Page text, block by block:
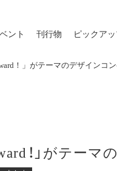
ント 刊行物 ピックア
！」がテーマのデザインコ
！」がテー